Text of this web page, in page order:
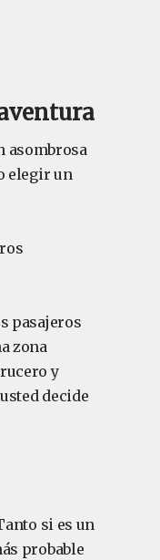
asombrosa
elegir un
pasajeros
zona
y
decide
si es un
probable